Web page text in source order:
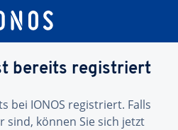
bereits registriert
bei IONOS registriert. Falls
sind, können Sie sich jetzt